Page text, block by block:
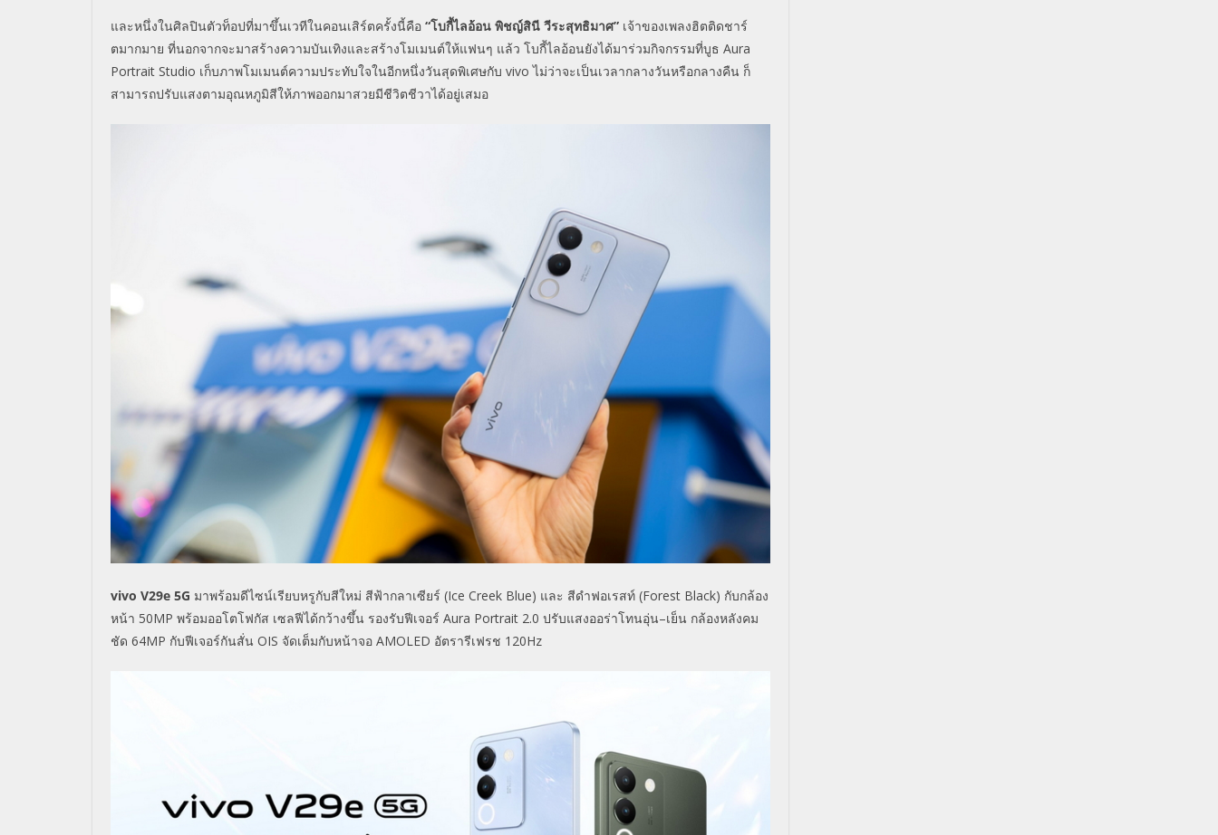
และหนึ่งในศิลปินตัวท็อปที่มาขึ้นเวทีในคอนเสิร์ตครั้งนี้คือ “โบกี้ไลอ้อน พิชญ์สินี วีระสุทธิมาศ” เจ้าของเพลงฮิตติดชาร์
ตมากมาย ที่นอกจากจะมาสร้างความบันเทิงและสร้างโมเมนต์ให้แฟนๆ แล้ว โบกี้ไลอ้อนยังได้มาร่วมกิจกรรมที่บูธ Aura
Portrait Studio เก็บภาพโมเมนต์ความประทับใจในอีกหนึ่งวันสุดพิเศษกับ vivoไม่ว่าจะเป็นเวลากลางวันหรือกลางคืน ก็
สามารถปรับแสงตามอุณหภูมิสีให้ภาพออกมาสวยมีชีวิตชีวาได้อยู่เสมอ
vivo V29e 5G มาพร้อมดีไซน์เรียบหรูกับสีใหม่ สีฟ้ากลาเซียร์ (Ice Creek Blue) และ สีดำฟอเรสท์ (Forest Black) กับกล้อง
หน้า 50MP พร้อมออโตโฟกัส เซลฟีได้กว้างขึ้น รองรับฟีเจอร์ Aura Portrait 2.0 ปรับแสงออร่าโทนอุ่น–เย็น กล้องหลังคม
ชัด 64MP กับฟีเจอร์กันสั่น OIS จัดเต็มกับหน้าจอ AMOLED อัตรารีเฟรช 120Hz